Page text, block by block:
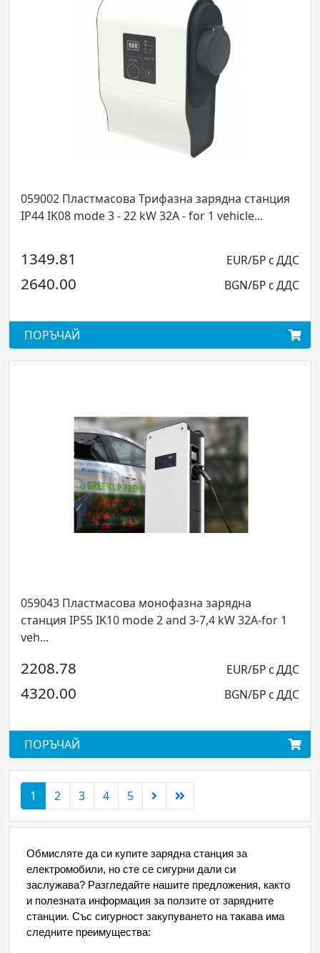
059002 Пластмасова Трифазна зарядна станция
IP44 IK08 mode 3 - 22 kW 32A - for 1 vehicle...
1349.81 EUR/БР с ДДС
2640.00 BGN/БР с ДДС
ПОРЪЧАЙ
059043 Пластмасова монофазна зарядна
станция IP55 IK10 mode 2 and 3-7,4 kW 32A-for 1
veh...
2208.78 EUR/БР с ДДС
4320.00 BGN/БР с ДДС
ПОРЪЧАЙ
1 2 3 4 5
Обмисляте да си купите зарядна станция за
електромобили, но сте се сигурни дали си
заслужава? Разгледайте нашите предложения, както
и полезната информация за ползите от зарядните
станции. Със сигурност закупуването на такава има
следните преимущества: